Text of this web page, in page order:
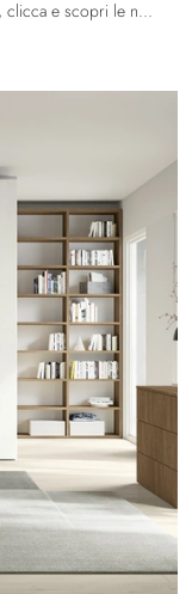
Se vuoi librerie componibili per il soggiorno, clicca e scopri le nostre soluzioni moderne: il modello Up&Up Night&Day N31 Colombini Casa ti aspetta!